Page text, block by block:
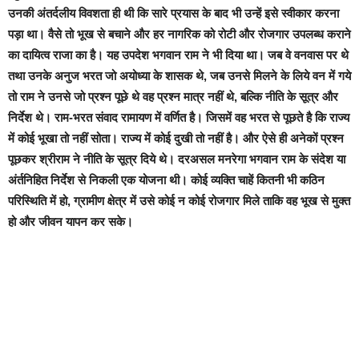
उनकी अंतर्दलीय विवशता ही थी कि सारे प्रयास के बाद भी उन्हें इसे स्वीकार करना
पड़ा था। वैसे तो भूख से बचाने और हर नागरिक को रोटी और रोजगार उपलब्ध कराने
का दायित्व राजा का है। यह उपदेश भगवान राम ने भी दिया था। जब वे वनवास पर थे
तथा उनके अनुज भरत जो अयोध्या के शासक थे, जब उनसे मिलने के लिये वन में गये
तो राम ने उनसे जो प्रश्न पूछे थे वह प्रश्न मात्र नहीं थे, बल्कि नीति के सूत्र और
निर्देश थे। राम-भरत संवाद रामायण में वर्णित है। जिसमें वह भरत से पूछते है कि राज्य
में कोई भूखा तो नहीं सोता। राज्य में कोई दुखी तो नहीं है। और ऐसे ही अनेकों प्रश्न
पूछकर श्रीराम ने नीति के सूत्र दिये थे। दरअसल मनरेगा भगवान राम के संदेश या
अंर्तनिहित निर्देश से निकली एक योजना थी। कोई व्यक्ति चाहें कितनी भी कठिन
परिस्थिति में हो, ग्रामीण क्षेत्र में उसे कोई न कोई रोजगार मिले ताकि वह भूख से मुक्त
हो और जीवन यापन कर सके।